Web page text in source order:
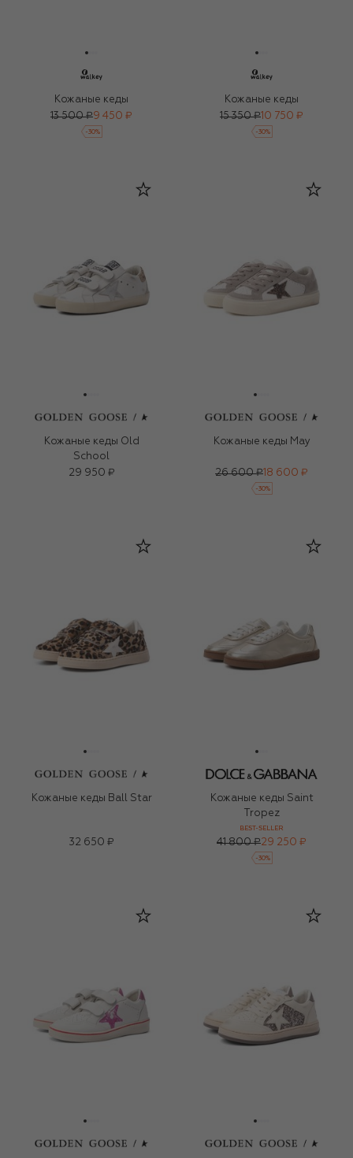
Кожаные кеды
13 500 ₽9 450 ₽
-30%
Кожаные кеды
15 350 ₽ 10 750 ₽
-30%
Кожаные кеды Old
School
29 950 ₽
Кожаные кеды May
26 600 ₽ 18 600 ₽
-30%
Кожаные кеды Ball Star
32 650 ₽
Кожаные кеды Saint
Tropez
BEST-SELLER
41 800 ₽29 250 ₽
-30%